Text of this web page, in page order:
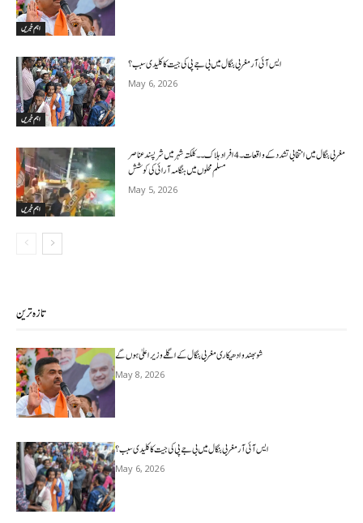
اہم خبریں
اہم خبریں
ایس آئی آر مغربی بنگال میں بی جے پی کی جیت کا کلیدی سبب؟
May 6, 2026
اہم خبریں
مغربی بنگال میں انتخابی تشدد کے واقعات۔4افراد ہلاک۔۔کلکتہ شہر میں شرپسندعناصر
مسلم محلوں میں ہنگامہ آرائی کی کوشش
May 5, 2026
تازہ ترین
شوبھندو ادھیکاری مغربی بنگال کے اگلے وزیر اعلیٰ ہوں گے
May 8, 2026
ایس آئی آر مغربی بنگال میں بی جے پی کی جیت کا کلیدی سبب؟
May 6, 2026